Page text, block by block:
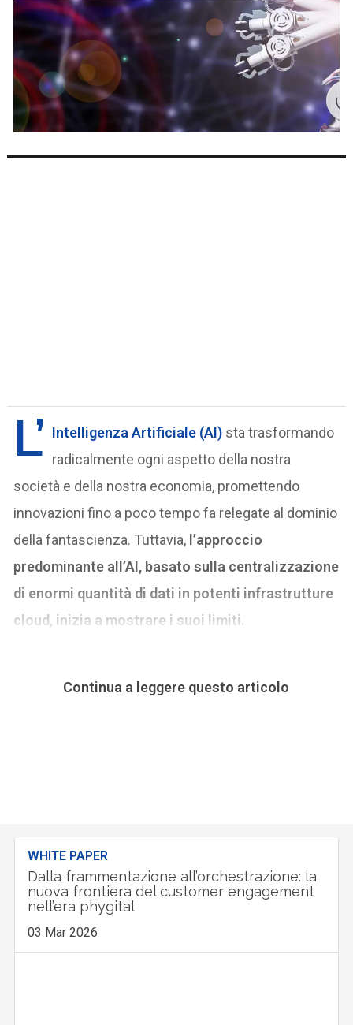
L’ Intelligenza Artificiale (AI) sta trasformando
radicalmente ogni aspetto della nostra
società e della nostra economia, promettendo
innovazioni fino a poco tempo fa relegate al dominio
della fantascienza. Tuttavia, l’approccio
predominante all’AI, basato sulla centralizzazione
di enormi quantità di dati in potenti infrastrutture
cloud, inizia a mostrare i suoi limiti.
Continua a leggere questo articolo
WHITE PAPER
Dalla frammentazione all’orchestrazione: la
nuova frontiera del customer engagement
nell’era phygital
03 Mar 2026